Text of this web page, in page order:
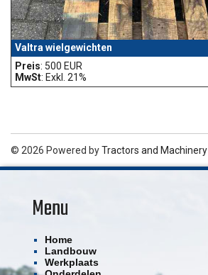
Valtra wielgewichten
Preis: 500 EUR
MwSt: Exkl. 21%
© 2026 Powered byTractors and Machinery
Menu
Home
Landbouw
Werkplaats